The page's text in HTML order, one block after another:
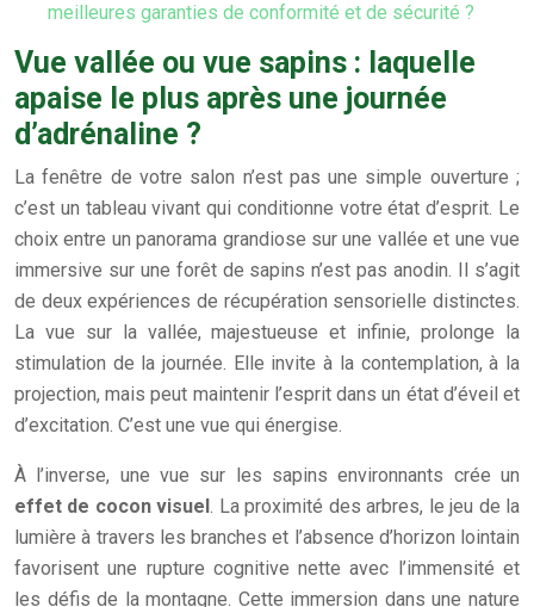
meilleures garanties de conformité et de sécurité ?
Vue vallée ou vue sapins : laquelle
apaise le plus après une journée
d’adrénaline ?
La fenêtre de votre salon n’est pas une simple ouverture ;
c’est un tableau vivant qui conditionne votre état d’esprit. Le
choix entre un panorama grandiose sur une vallée et une vue
immersive sur une forêt de sapins n’est pas anodin. Il s’agit
de deux expériences de récupération sensorielle distinctes.
La vue sur la vallée, majestueuse et infinie, prolonge la
stimulation de la journée. Elle invite à la contemplation, à la
projection, mais peut maintenir l’esprit dans un état d’éveil et
d’excitation. C’est une vue qui énergise.
À l’inverse, une vue sur les sapins environnants crée un
effet de cocon visuel. La proximité des arbres, le jeu de la
lumière à travers les branches et l’absence d’horizon lointain
favorisent une rupture cognitive nette avec l’immensité et
les défis de la montagne. Cette immersion dans une nature